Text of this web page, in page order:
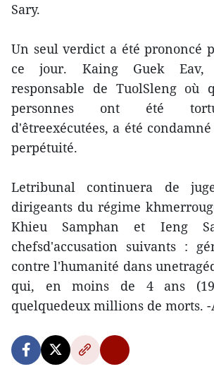
Sary.
Un seul verdict a été prononcé
ce jour. Kaing Guek Eav,
responsable de TuolSleng où
personnes ont été
d'êtreexécutées, a été
perpétuité.
Letribunal continuera de
dirigeants du régime
Khieu Samphan et Ieng
chefsd'accusation suivants :
contre l'humanité dans
qui, en moins de 4 ans
quelquedeux millions de morts. -